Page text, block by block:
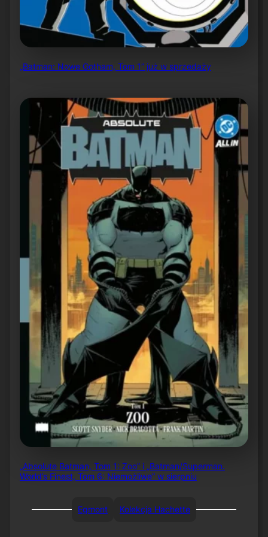
„Batman: Nowe Gotham, Tom 1” już w sprzedaży
„Absolute Batman, Tom 1: Zoo” i „Batman/Superman.
World’s Finest, Tom 6: Niemożliwe” w sierpniu
Egmont Kolekcja Hachette